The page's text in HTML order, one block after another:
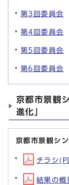
第3回委員会
第4回委員会
第5回委員会
第6回委員会
京都市景観
進化」
京都市景観シ
チラシ
結果の